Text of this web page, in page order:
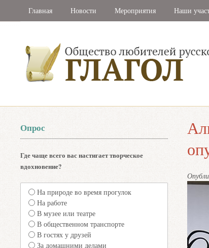
Главная Новости Мероприятия Наши
Опрос
Где чаще всего вас настигает творческое
вдохновение?
На природе во время прогулок
На работе
В музее или театре
В общественном транспорте
В гостях у друзей
За домашними делами